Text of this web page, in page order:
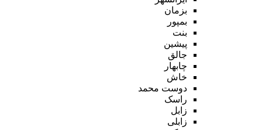
بزمان
بمپور
بنت
پیشین
جالق
چابهار
خاش
دوست محمد
راسک
زابل
زابلی